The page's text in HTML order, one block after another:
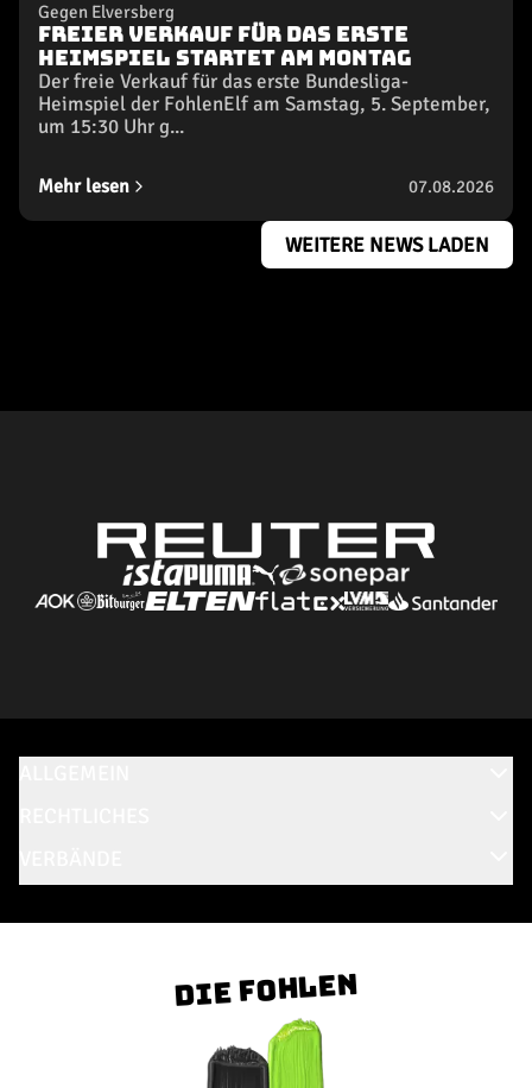
Gegen Elversberg
Freier Verkauf für das erste
Heimspiel startet am Montag
Der freie Verkauf für das erste Bundesliga-
Heimspiel der FohlenElf am Samstag, 5. September,
um 15:30 Uhr g...
Mehr lesen 07.08.2026
WEITERE NEWS LADEN
Die Fohlen